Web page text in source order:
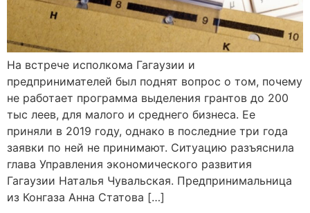
На встрече исполкома Гагаузии и
предпринимателей был поднят вопрос о том, почему
не работает программа выделения грантов до 200
тыс леев, для малого и среднего бизнеса. Ее
приняли в 2019 году, однако в последние три года
заявки по ней не принимают. Ситуацию разъяснила
глава Управления экономического развития
Гагаузии Наталья Чувальская. Предпринимальница
из Конгаза Анна Статова […]